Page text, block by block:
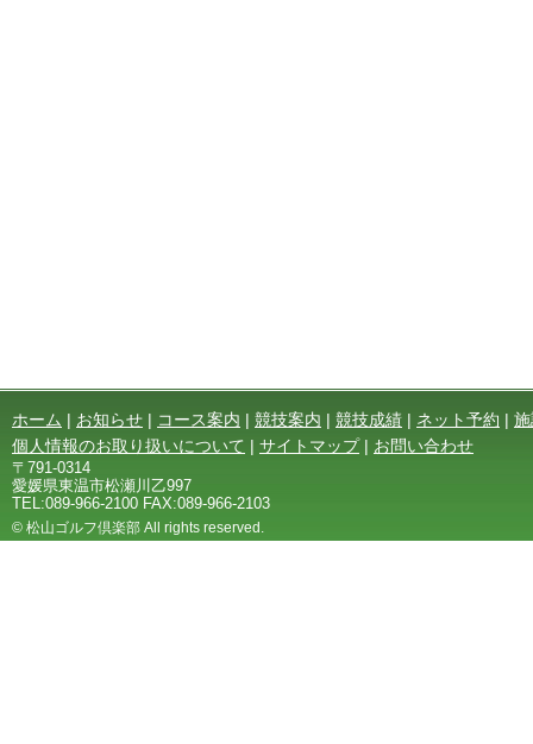
ホーム | お知らせ | コース案内 | 競技案内 | 競技成績 | ネット予約 |
個人情報のお取り扱いについて | サイトマップ | お問い合わせ
〒791-0314
愛媛県東温市松瀬川乙997
TEL:089-966-2100 FAX:089-966-2103
© 松山ゴルフ倶楽部 All rights reserved.